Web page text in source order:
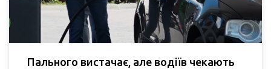
Пального вистачає, але водіїв чекають